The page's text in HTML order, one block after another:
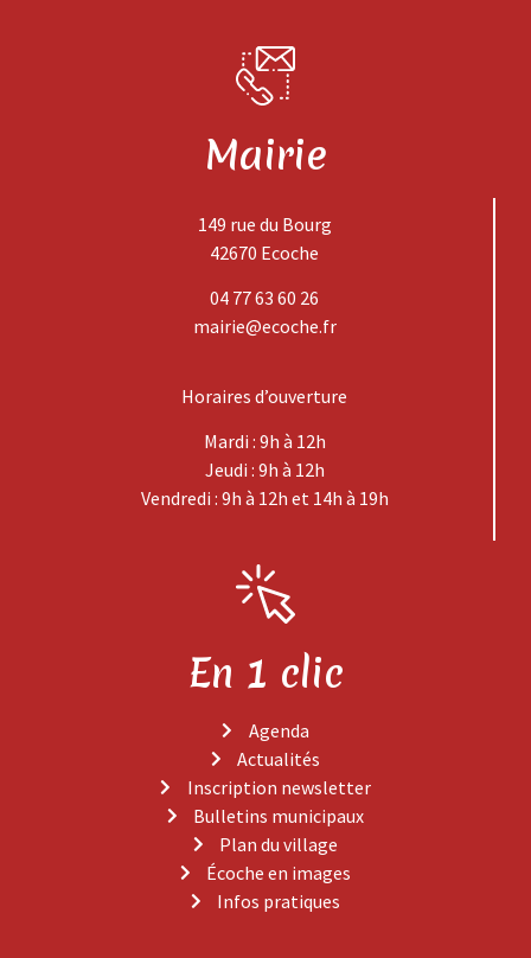
Mairie
149 rue du Bourg
42670 Ecoche
04 77 63 60 26
mairie@ecoche.fr
Horaires d’ouverture
Mardi : 9h à 12h
Jeudi : 9h à 12h
Vendredi : 9h à 12h et 14h à 19h
En 1 clic
Agenda
Actualités
Inscription newsletter
Bulletins municipaux
Plan du village
Écoche en images
Infos pratiques